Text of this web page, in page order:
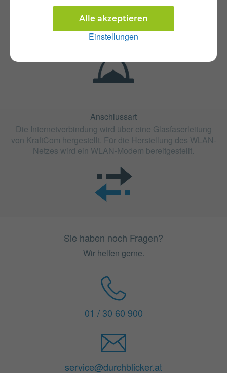
Einstellungen
Alle akzeptieren
Anschlussart
Die Internetverbindung wird über eine Glasfaserleitung
von KraftCom hergestellt. Für die Herstellung des WLAN-
Netzes wird ein WLAN-Modem bereitgestellt.
Sie haben noch Fragen?
Wir helfen gerne.
01 / 30 60 900
service@durchblicker.at